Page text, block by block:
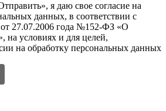
я даю свое согласие на
данных, в соответствии с
27.07.2006 года №152-ФЗ «О
на условиях и для целей,
на обработку персональных данных